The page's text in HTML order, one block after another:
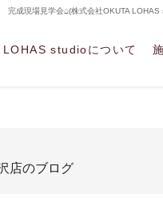
成現場見学会⌂(株式会社OKUTA
LOHAS studioについて
店のブログ